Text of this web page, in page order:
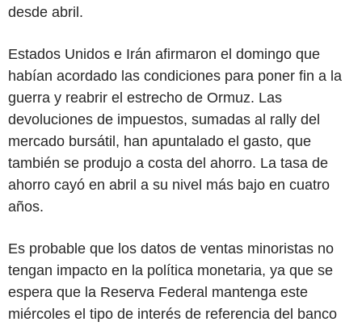
desde abril.
Estados Unidos e Irán afirmaron el domingo que
habían acordado las condiciones para poner fin a la
guerra y reabrir el estrecho de Ormuz. Las
devoluciones de impuestos, sumadas al rally del
mercado bursátil, han apuntalado el gasto, que
también se produjo a costa del ahorro. La tasa de
ahorro cayó en abril a su nivel más bajo en cuatro
años.
Es probable que los datos de ventas minoristas no
tengan impacto en la política monetaria, ya que se
espera que la Reserva Federal mantenga este
miércoles el tipo de interés de referencia del banco